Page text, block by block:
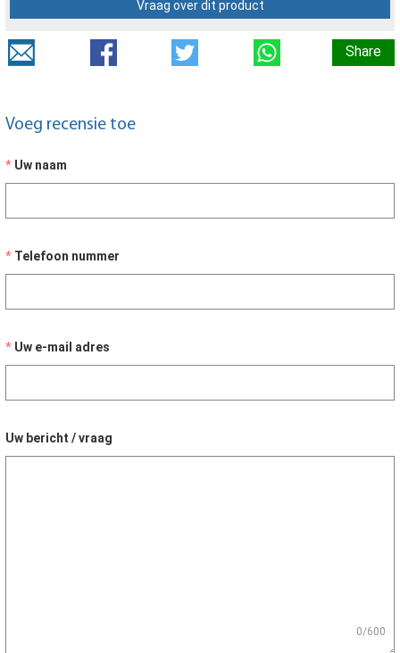
Vraag over dit product
Share
Voeg recensie toe
Uw naam
Telefoon nummer
Uw e-mail adres
Uw bericht / vraag
0/600